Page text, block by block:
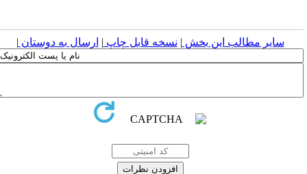
سایر مطالب این بخش | نسخه قابل چاپ| ارسال به دوستان|